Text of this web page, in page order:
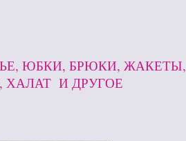
ЮБКИ, БРЮКИ, ЖАКЕТЫ,
ХАЛАТ И ДРУГОЕ